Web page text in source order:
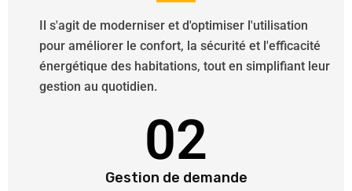
Il s'agit de moderniser et d'optimiser l'utilisation
pour améliorer le confort, la sécurité et l'efficacité
énergétique des habitations, tout en simplifiant leur
gestion au quotidien.
02
Gestion de demande